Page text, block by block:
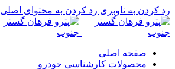
رد کردن به ناوبری رد کردن به محتوای اصلی
صفحه اصلی
محصولات کارشناسی خودرو